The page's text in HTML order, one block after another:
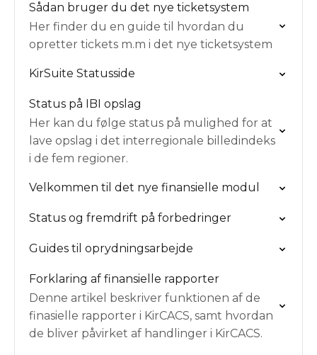
Sådan bruger du det nye ticketsystem
Her finder du en guide til hvordan du
opretter tickets m.m i det nye ticketsystem
KirSuite Statusside
Status på IBI opslag
Her kan du følge status på mulighed for at
lave opslag i det interregionale billedindeks
i de fem regioner.
Velkommen til det nye finansielle modul
Status og fremdrift på forbedringer
Guides til oprydningsarbejde
Forklaring af finansielle rapporter
Denne artikel beskriver funktionen af de
finasielle rapporter i KirCACS, samt hvordan
de bliver påvirket af handlinger i KirCACS.